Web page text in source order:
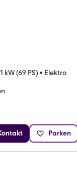
kW (69 PS) • Elektro
Parken